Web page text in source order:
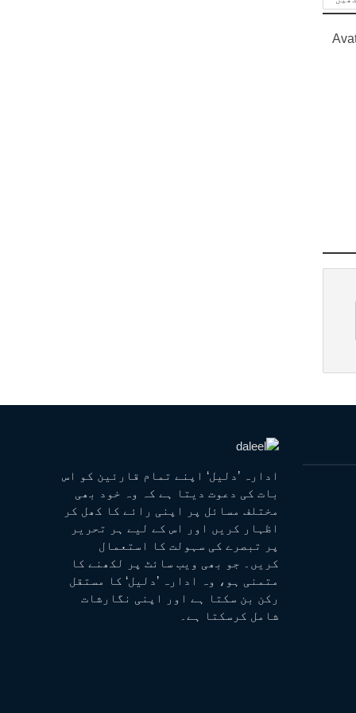
ادارہ ’دلیل‘ اپنے تمام قارئین کو اس
بات کی دعوت دیتا ہے کہ وہ خود بھی
مختلف مسائل پر اپنی رائے کا کھل کر
اظہار کریں اور اس کے لیے ہر تحریر
پر تبصرے کی سہولت کا استعمال
کریں۔ جو بھی ویب سائٹ پر لکھنے کا
متمنی ہو، وہ ادارہ ’دلیل‘ کا مستقل
رکن بن سکتا ہے اور اپنی نگارشات
شامل کرسکتا ہے۔